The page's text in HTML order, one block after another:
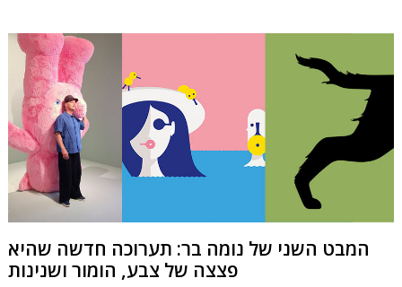
המבט השני של נומה בר: תערוכה חדשה שהיא
פצצה של צבע, הומור ושנינות